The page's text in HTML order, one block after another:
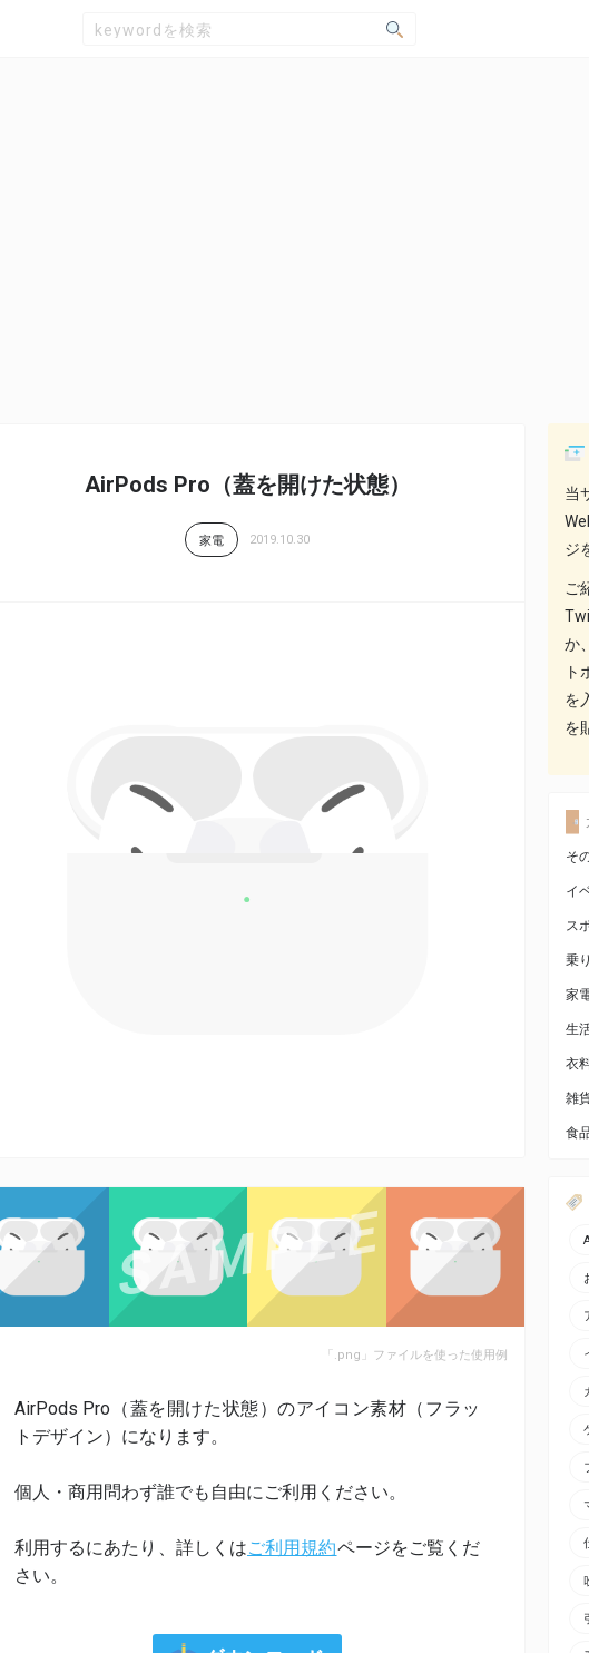
AirPods Pro（蓋を開けた状態）
家電 2019.10.30
「.png」ファイルを使った使用例
AirPods Pro（蓋を開けた状態）のアイコン素材（フラッ
トデザイン）になります。
個人・商用問わず誰でも自由にご利用ください。
利用するにあたり、詳しくはご利用規約ページをご覧くだ
さい。
当
ジ
ご
か
ト
を
を
そ
イ
ス
乗
家
生
衣
雑
食